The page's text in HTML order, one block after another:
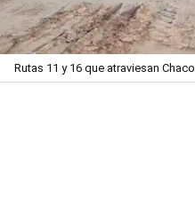
Rutas 11 y 16 que atraviesan Chaco